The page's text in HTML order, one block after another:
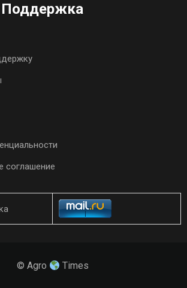
соглашение
© Agro Times